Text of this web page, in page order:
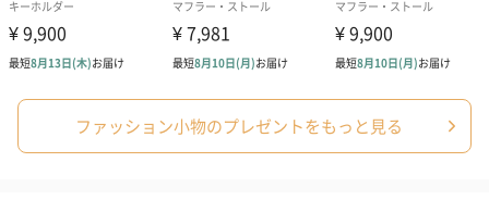
ファッション小物のプレゼントをもっと見る